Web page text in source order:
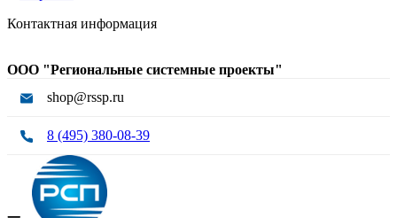
Контактная информация
ООО "Региональные системные проекты"
shop@rssp.ru
8 (495) 380-08-39